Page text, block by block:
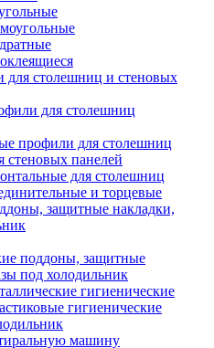
для столешниц и стеновых
для столешниц
профили для столешниц
стеновых панелей
для столешниц
и торцевые
защитные накладки,
поддоны, защитные
под холодильник
гигиенические
гигиенические
машину